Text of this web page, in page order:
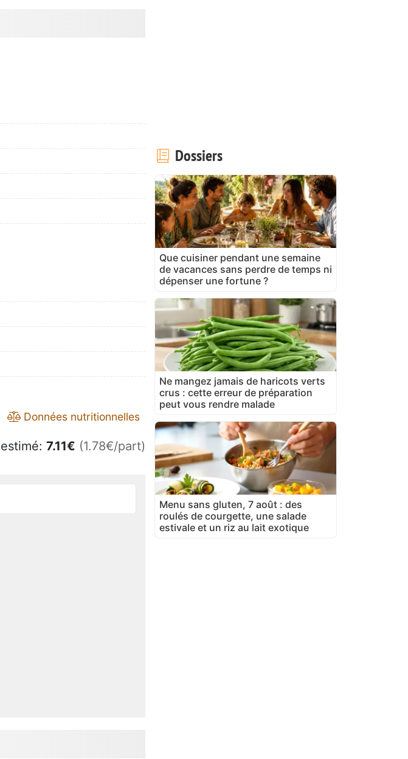
Données nutritionnelles
7.11€ (1.78€/part)
Dossiers
Que cuisiner pendant une semaine
de vacances sans perdre de temps ni
dépenser une fortune ?
Ne mangez jamais de haricots verts
crus : cette erreur de préparation
peut vous rendre malade
Menu sans gluten, 7 août : des
roulés de courgette, une salade
estivale et un riz au lait exotique